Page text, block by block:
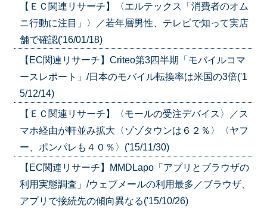
【ＥＣ関連リサーチ】〈エルテックス「消費者のオム
ニ行動に注目」〉／若年層男性、テレビで知って実店
舗で確認('16/01/18)
【EC関連リサーチ】Criteo第3四半期「モバイルコマ
ースレポート」/日本のモバイル転換率は米国の3倍('1
5/12/14)
【ＥＣ関連リサーチ】〈モールの受注デバイス〉／ス
マホ経由が軒並み拡大〈ゾゾタウンは６２％〉〈ヤフ
ー、ポンパレも４０％〉('15/11/30)
【EC関連リサーチ】MMDLapo「アプリとブラウザの
利用実態調査」/ウェブメールの利用最多／ブラウザ、
アプリで接続先の傾向異なる('15/10/26)